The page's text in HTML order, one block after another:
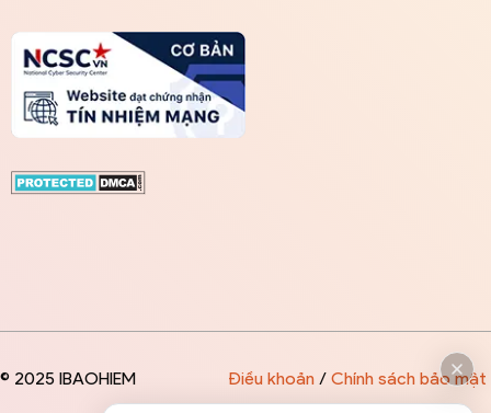
© 2025 IBAOHIEM Điều khoản/ Chính sách bảo mật